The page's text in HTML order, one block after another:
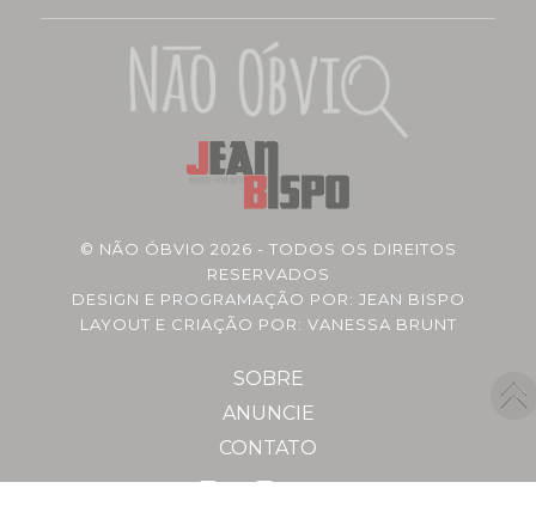
© NÃO ÓBVIO 2026 - TODOS OS DIREITOS
RESERVADOS
DESIGN E PROGRAMAÇÃO POR: JEAN BISPO
LAYOUT E CRIAÇÃO POR: VANESSA BRUNT
SOBRE
ANUNCIE
CONTATO
FacebookInstagram
Youtube